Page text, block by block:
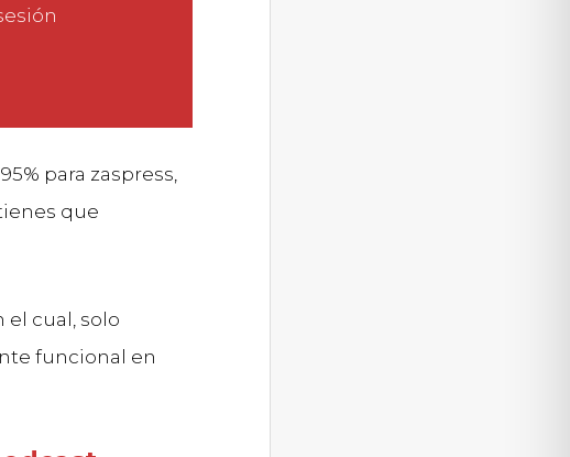
para zaspress,
que
el cual, solo
funcional en